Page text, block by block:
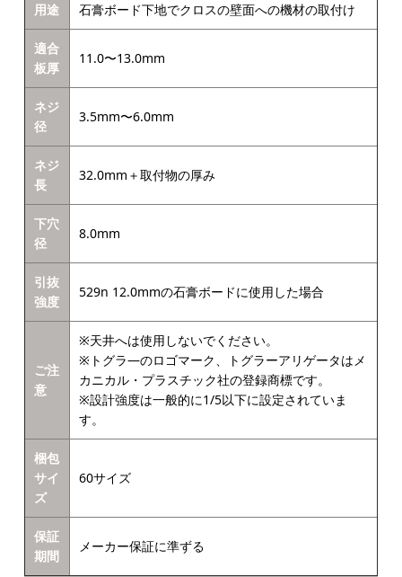
用途 石膏ボード下地でクロスの壁面への機材の取付け
適合
板厚
11.0〜13.0mm
ネジ
径
3.5mm〜6.0mm
ネジ
長
32.0mm＋取付物の厚み
下穴
径
8.0mm
引抜
強度
529n 12.0mmの石膏ボードに使用した場合
ご注
意
※天井へは使用しないでください。
※トグラ―のロゴマーク、トグラーアリゲータはメ
カニカル・プラスチック社の登録商標です。
※設計強度は一般的に1/5以下に設定されていま
す。
梱包
サイ
ズ
60サイズ
保証
期間
メーカー保証に準ずる